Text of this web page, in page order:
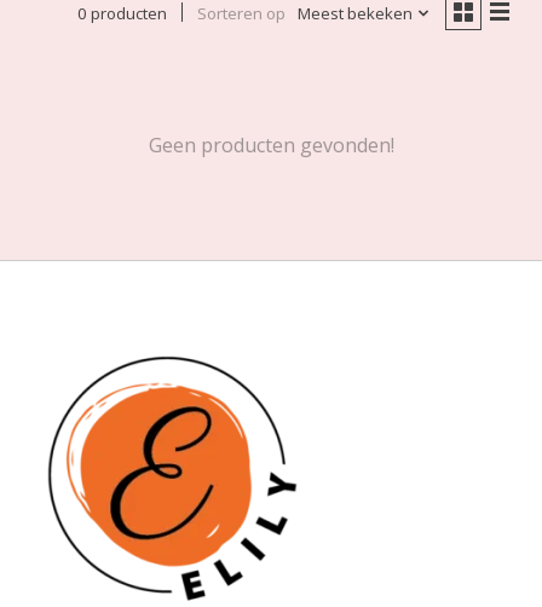
0 producten Sorteren op Meest bekeken
Geen producten gevonden!